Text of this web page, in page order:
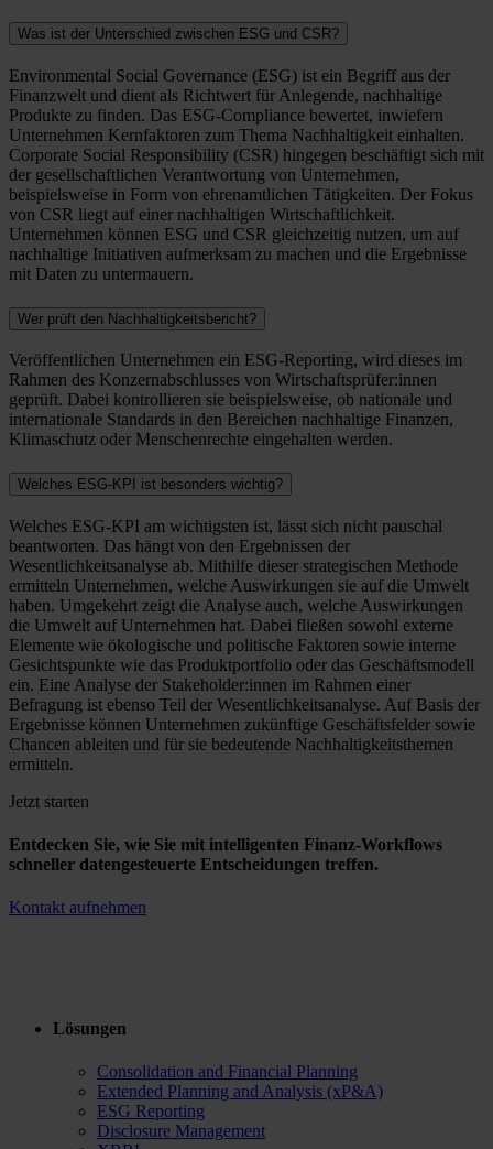
Was ist der Unterschied zwischen ESG und CSR?
Environmental Social Governance (ESG) ist ein Begriff aus der
Finanzwelt und dient als Richtwert für Anlegende, nachhaltige
Produkte zu finden. Das ESG-Compliance bewertet, inwiefern
Unternehmen Kernfaktoren zum Thema Nachhaltigkeit einhalten.
Corporate Social Responsibility (CSR) hingegen beschäftigt sich mit
der gesellschaftlichen Verantwortung von Unternehmen,
beispielsweise in Form von ehrenamtlichen Tätigkeiten. Der Fokus
von CSR liegt auf einer nachhaltigen Wirtschaftlichkeit.
Unternehmen können ESG und CSR gleichzeitig nutzen, um auf
nachhaltige Initiativen aufmerksam zu machen und die Ergebnisse
mit Daten zu untermauern.
Wer prüft den Nachhaltigkeitsbericht?
Veröffentlichen Unternehmen ein ESG-Reporting, wird dieses im
Rahmen des Konzernabschlusses von Wirtschaftsprüfer:innen
geprüft. Dabei kontrollieren sie beispielsweise, ob nationale und
internationale Standards in den Bereichen nachhaltige Finanzen,
Klimaschutz oder Menschenrechte eingehalten werden.
Welches ESG-KPI ist besonders wichtig?
Welches ESG-KPI am wichtigsten ist, lässt sich nicht pauschal
beantworten. Das hängt von den Ergebnissen der
Wesentlichkeitsanalyse ab. Mithilfe dieser strategischen Methode
ermitteln Unternehmen, welche Auswirkungen sie auf die Umwelt
haben. Umgekehrt zeigt die Analyse auch, welche Auswirkungen
die Umwelt auf Unternehmen hat. Dabei fließen sowohl externe
Elemente wie ökologische und politische Faktoren sowie interne
Gesichtspunkte wie das Produktportfolio oder das Geschäftsmodell
ein. Eine Analyse der Stakeholder:innen im Rahmen einer
Befragung ist ebenso Teil der Wesentlichkeitsanalyse. Auf Basis der
Ergebnisse können Unternehmen zukünftige Geschäftsfelder sowie
Chancen ableiten und für sie bedeutende Nachhaltigkeitsthemen
ermitteln.
Jetzt starten
Entdecken Sie, wie Sie mit intelligenten Finanz-Workflows
schneller datengesteuerte Entscheidungen treffen.
Kontakt aufnehmen
Lösungen
Consolidation and Financial Planning
Extended Planning and Analysis (xP&A)
ESG Reporting
Disclosure Management